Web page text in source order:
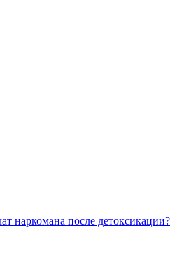
наркомана после детоксикации?